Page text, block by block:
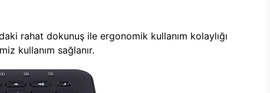
rahat dokunuş ile ergonomik kullanım kolaylığı
kullanım sağlanır.